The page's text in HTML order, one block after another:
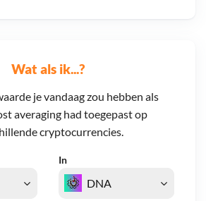
Wat als ik...?
je vandaag zou hebben als
averaging had toegepast op
cryptocurrencies.
In